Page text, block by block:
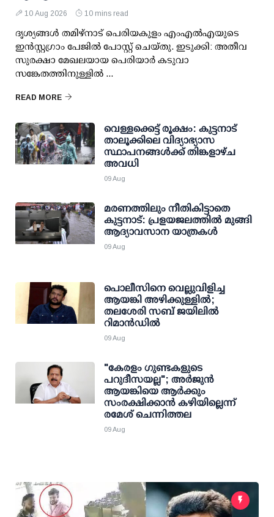
10 Aug 2026 10 mins read
ദൃശ്യങ്ങള്‍ തമിഴ്നാട് പെരിയകുളം എംഎല്‍എയുടെ
ഇന്‍സ്റ്റഗ്രാം പേജില്‍ പോസ്റ്റ് ചെയ്തു. ഇടുക്കി: അതീവ
സുരക്ഷാ മേഖലയായ പെരിയാര്‍ കടുവാ
സങ്കേതത്തിനുള്ളില്‍ ...
READ MORE
വെള്ളക്കെട്ട് രൂക്ഷം: കുട്ടനാട്
താലൂക്കിലെ വിദ്യാഭ്യാസ
സ്ഥാപനങ്ങള്‍ക്ക് തിങ്കളാഴ്ച
അവധി
09 Aug
മരണത്തിലും നീതികിട്ടാതെ
കുട്ടനാട്: പ്രളയജലത്തില്‍ മുങ്ങി
ആദ്യാവസാന യാത്രകള്‍
09 Aug
പൊലീസിനെ വെല്ലുവിളിച്ച
ആയങ്കി അഴിക്കുള്ളില്‍;
തലശേരി സബ് ജയിലില്‍
റിമാന്‍ഡില്‍
09 Aug
"കേരളം ഗുണ്ടകളുടെ
പറുദീസയല്ല"; അർജുൻ
ആയങ്കിയെ ആർക്കും
സംരക്ഷിക്കാൻ കഴിയില്ലെന്ന്
രമേശ് ചെന്നിത്തല
09 Aug